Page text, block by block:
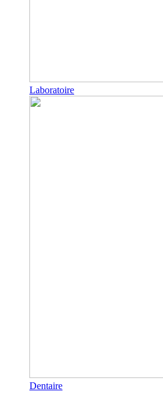
Laboratoire
Dentaire